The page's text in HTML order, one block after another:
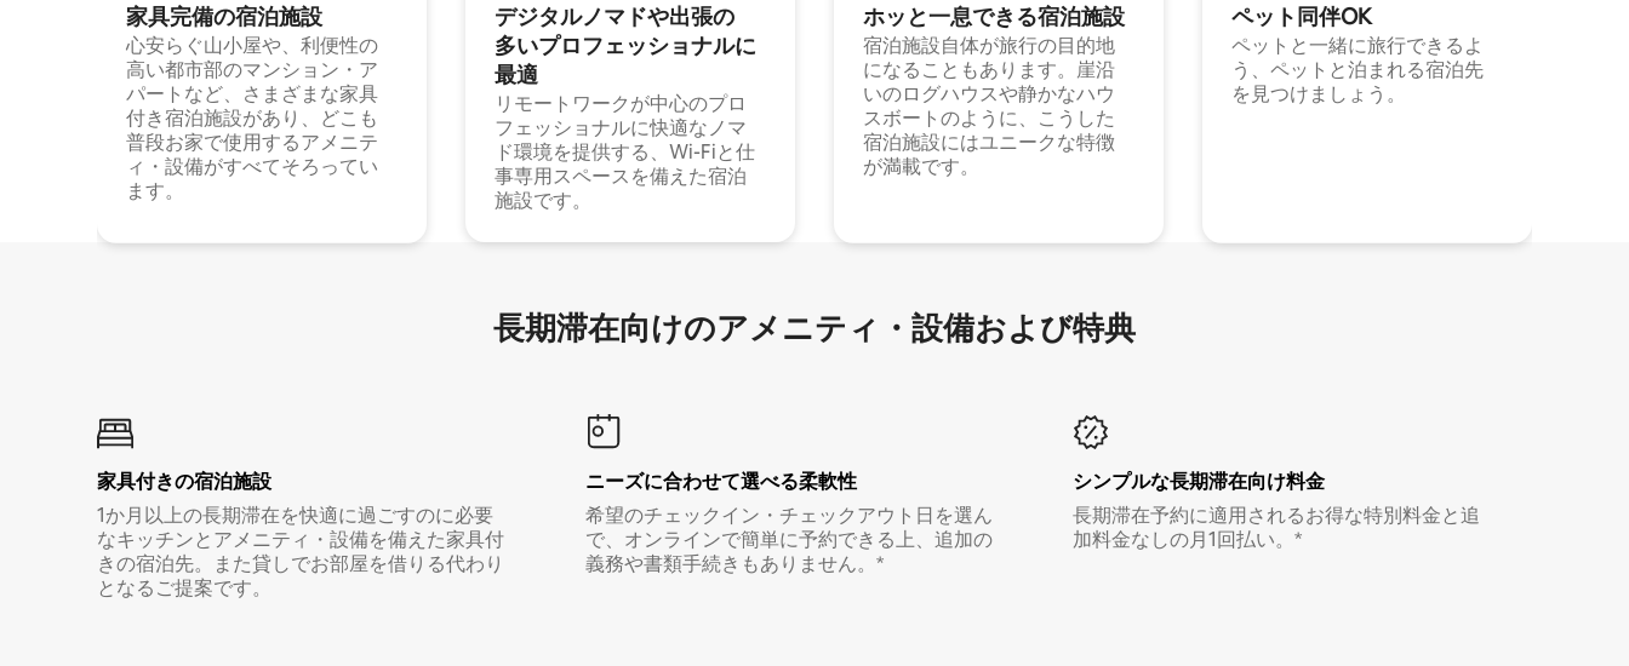
家具完備の宿⁠泊⁠施⁠設
心安らぐ山小屋や、利便性の
高い都市部のマンション・ア
パートなど、さまざまな家具
付き宿泊施設があり、どこも
普段お家で使用するアメニテ
ィ・設備がすべてそろってい
ます。
デジタルノマドや出⁠張⁠の
多⁠いプ⁠ロ⁠フ⁠ェ⁠ッ⁠シ⁠ョ⁠ナ⁠ル⁠に
最⁠適
リモートワークが中心のプロ
フェッショナルに快適なノマ
ド環境を提供する、Wi-Fiと仕
事専用スペースを備えた宿泊
施設です。
ホッと一⁠息⁠で⁠き⁠る宿⁠泊施⁠設
宿泊施設自体が旅行の目的地
になることもあります。崖沿
いのログハウスや静かなハウ
スボートのように、こうした
宿泊施設にはユニークな特徴
が満載です。
ペット同⁠伴OK
ペットと一緒に旅行できるよ
う、ペットと泊まれる宿泊先
を見つけましょう。
長期滞在向け⁠のア⁠メ⁠ニ⁠テ⁠ィ⁠・設⁠備⁠および特⁠典
家具付き⁠の宿⁠泊⁠施⁠設
1か月以上の長期滞在を快適に過ごすのに必要
なキッチンとアメニティ・設備を備えた家具付
きの宿泊先。また貸しでお部屋を借りる代わり
となるご提案です。
ニーズに合わせて選べる柔軟性
希望のチェックイン・チェックアウト日を選ん
で、オンラインで簡単に予約できる上、追加の
義務や書類手続きもありません。*
シンプルな長期滞在向け料金
長期滞在予約に適用されるお得な特別料金と追
加料金なしの月1回払い。*